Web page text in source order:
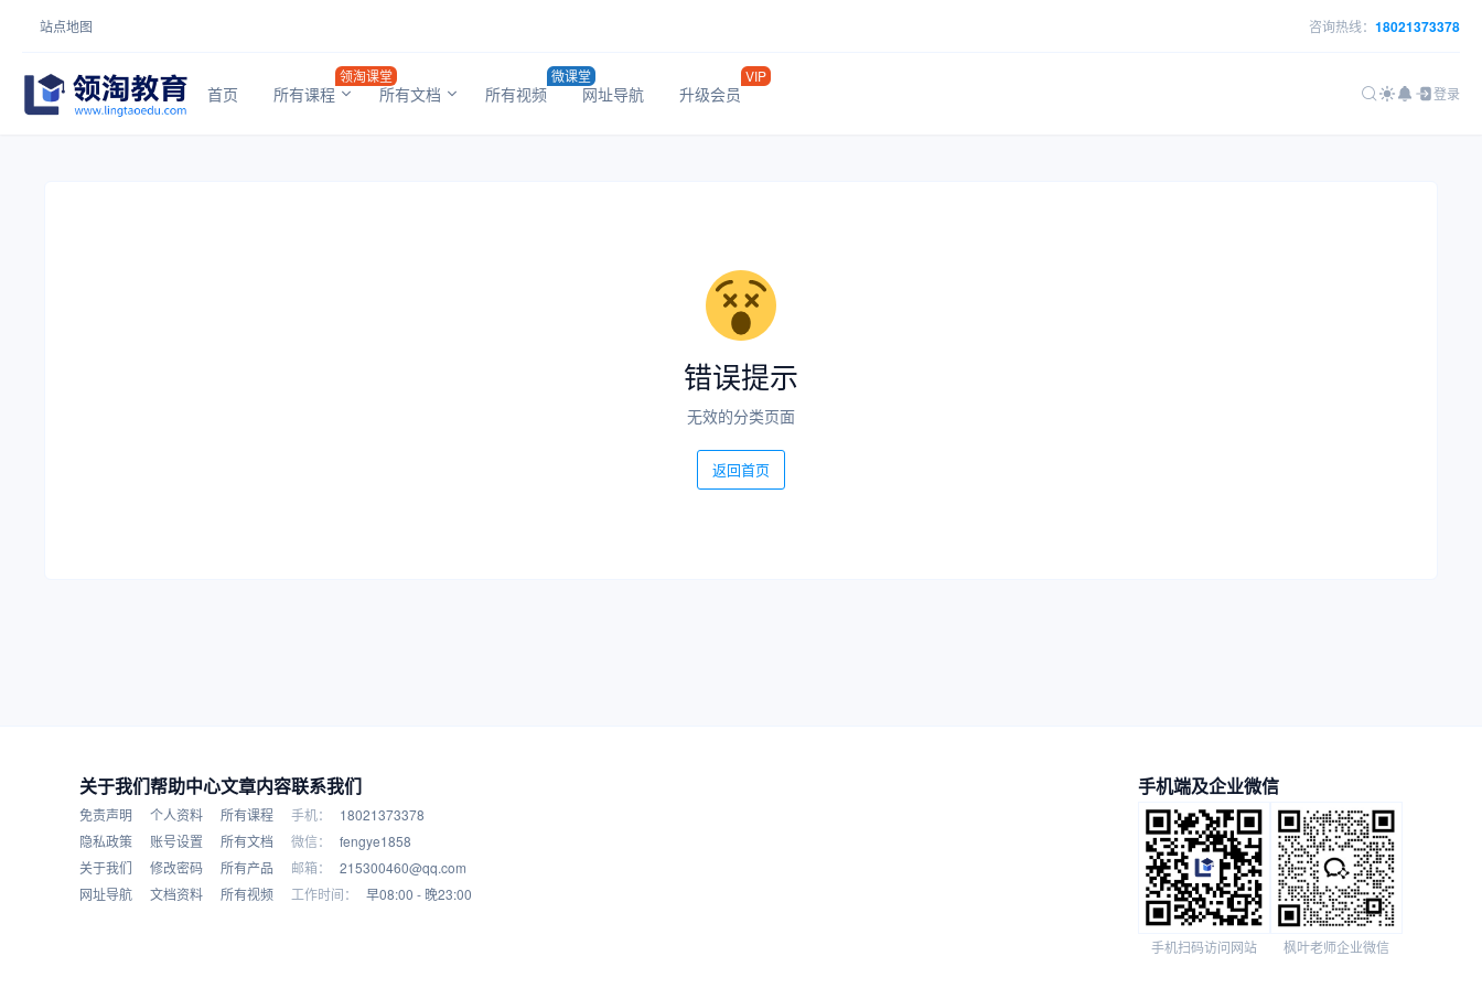
站点地图 咨询热线： 18021373378
首页 所有课程
领淘课堂
所有文档 所有视频
微课堂
网址导航 升级会员
VIP
登录
错误提示
无效的分类页面
返回首页
关于我们
免责声明
隐私政策
关于我们
网址导航
帮助中心
个人资料
账号设置
修改密码
文档资料
文章内容
所有课程
所有文档
所有产品
所有视频
联系我们
手机：
18021373378
微信：
fengye1858
邮箱：
215300460@qq.com
工作时间：
早08:00 - 晚23:00
手机端及企业微信
手机扫码访问网站 枫叶老师企业微信